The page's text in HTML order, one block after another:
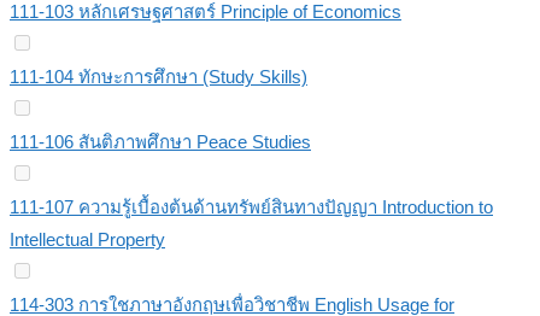
111-103 หลักเศรษฐศาสตร์ Principle of Economics
111-104 ทักษะการศึกษา (Study Skills)
111-106 สันติภาพศึกษา Peace Studies
111-107 ความรู้เบื้องต้นด้านทรัพย์สินทางปัญญา Introduction to
Intellectual Property
114-303 การใชภาษาอังกฤษเพื่อวิชาชีพ English Usage for